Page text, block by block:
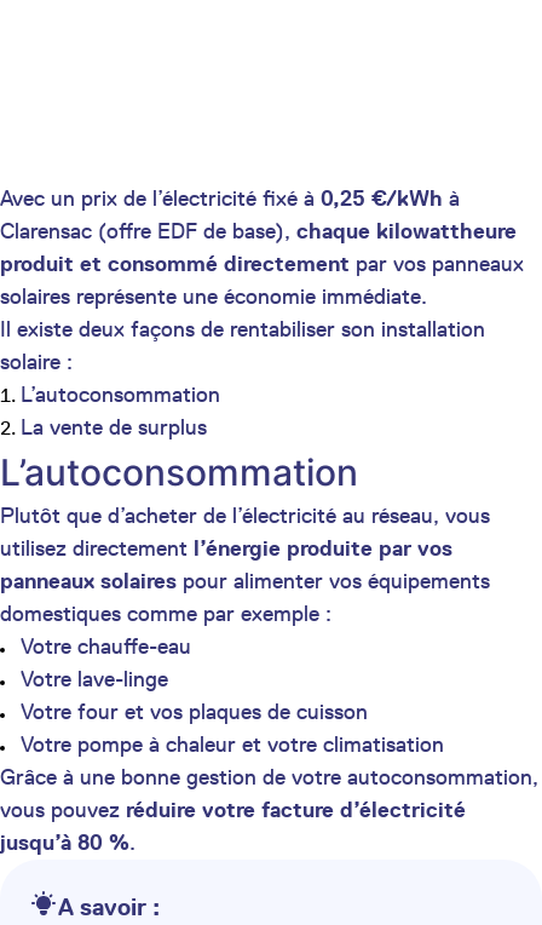
Avec un prix de l’électricité fixé à 0,25 €/kWh à
Clarensac (offre EDF de base), chaque kilowattheure
produit et consommé directement par vos panneaux
solaires représente une économie immédiate.
Il existe deux façons de rentabiliser son installation
solaire :
L’autoconsommation
La vente de surplus
L’autoconsommation
Plutôt que d’acheter de l’électricité au réseau, vous
utilisez directement l’énergie produite par vos
panneaux solaires pour alimenter vos équipements
domestiques comme par exemple :
Votre chauffe-eau
Votre lave-linge
Votre four et vos plaques de cuisson
Votre pompe à chaleur et votre climatisation
Grâce à une bonne gestion de votre autoconsommation,
vous pouvez réduire votre facture d’électricité
jusqu’à 80 %.
A savoir :